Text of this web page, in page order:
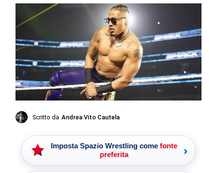
Scritto da Andrea Vito Cautela
Imposta Spazio Wrestling come fonte
preferita
›